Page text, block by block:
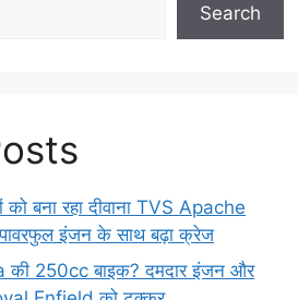
Search
बना रहा दीवाना TVS Apache
इंजन के साथ बढ़ा क्रेज
की 250cc बाइक? दमदार इंजन और